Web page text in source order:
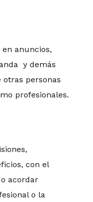
anuncios,
y demás
otras personas
profesionales.
con el
acordar
o la